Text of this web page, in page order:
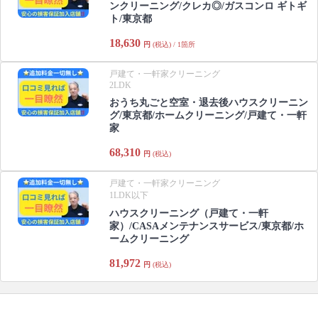
ンクリーニング/クレカ◎/ガスコンロ ギトギ
ト/東京都
18,630 円 (税込) / 1箇所
戸建て・一軒家クリーニング
2LDK
おうち丸ごと空室・退去後ハウスクリーニン
グ/東京都/ホームクリーニング/戸建て・一軒
家
68,310 円 (税込)
戸建て・一軒家クリーニング
1LDK以下
ハウスクリーニング（戸建て・一軒
家）/CASAメンテナンスサービス/東京都/ホ
ームクリーニング
81,972 円 (税込)